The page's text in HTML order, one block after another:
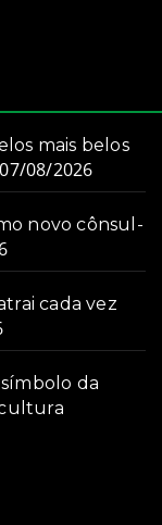
mais belos
07/08/2026
novo cônsul-
cada vez
da